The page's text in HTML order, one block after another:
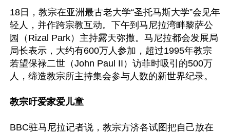
18日，教宗在亚洲最古老大学“圣托马斯大学”会见年
轻人，并作跨宗教互动。下午到马尼拉湾畔黎萨公
园（Rizal Park）主持露天弥撒。马尼拉都会发展局
局长表示，大约有600万人参加，超过1995年教宗
若望保禄二世（John Paul II）访菲时吸引的500万
人，缔造教宗所主持集会参与人数的新世界纪录。
教宗吁爱家爱儿童
BBC驻马尼拉记者说，教宗方济各试图把自己放在